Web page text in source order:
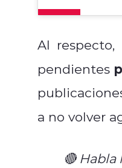
Al
pendientes
a no volver
🔴